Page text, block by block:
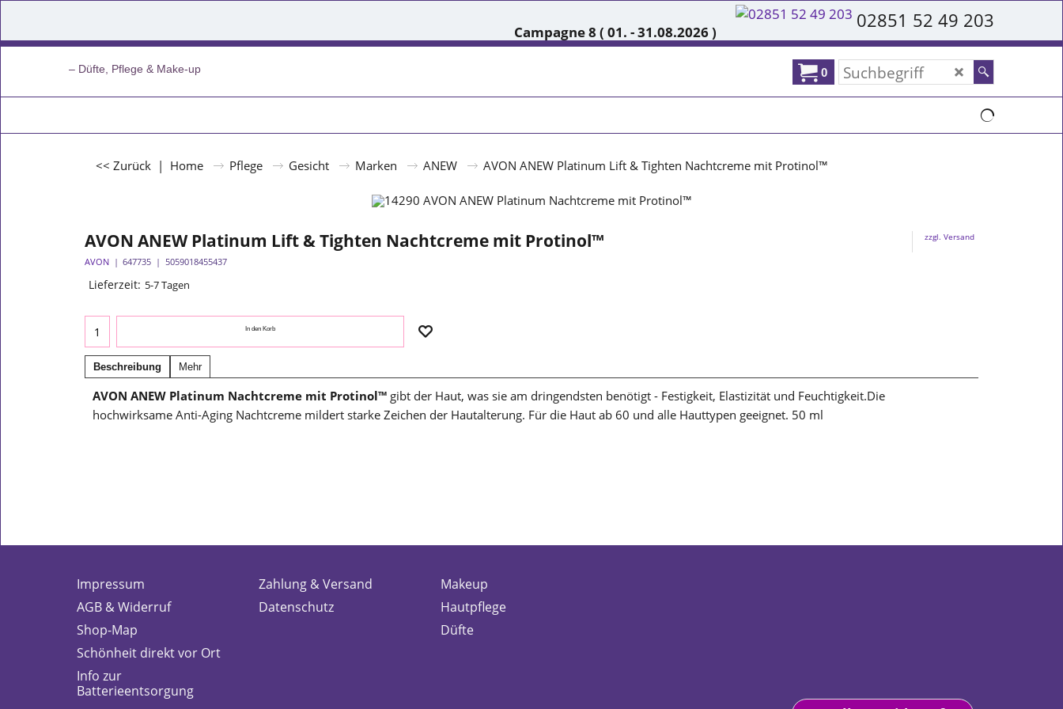
Campagne 8 ( 01. - 31.08.2026 ) 02851 52 49 203
– Düfte, Pflege & Make-up 0
<< Zurück | Home Pflege Gesicht Marken ANEW AVON ANEW Platinum Lift & Tighten Nachtcreme mit Protinol™
AVON ANEW Platinum Lift & Tighten Nachtcreme mit Protinol™
AVON 647735 5059018455437
zzgl. Versand
Lieferzeit: 5-7 Tagen
In den Korb
Beschreibung Mehr
AVON ANEW Platinum Nachtcreme mit Protinol™ gibt der Haut, was sie am dringendsten benötigt - Festigkeit, Elastizität und Feuchtigkeit.Die
hochwirksame Anti-Aging Nachtcreme mildert starke Zeichen der Hautalterung. Für die Haut ab 60 und alle Hauttypen geeignet. 50 ml
Impressum
AGB & Widerruf
Shop-Map
Schönheit direkt vor Ort
Info zur
Batterieentsorgung
Zahlung & Versand
Datenschutz
Makeup
Hautpflege
Düfte